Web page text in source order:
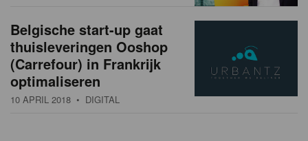
Belgische start-up gaat
thuisleveringen Ooshop
(Carrefour) in Frankrijk
optimaliseren
10 APRIL 2018 • DIGITAL